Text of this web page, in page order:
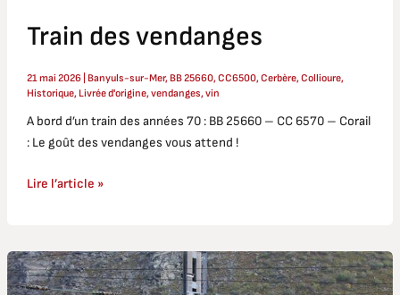
Train des vendanges
21 mai 2026 | Banyuls-sur-Mer, BB 25660,CC6500,Cerbère,Collioure,
Historique, Livrée d'origine,vendanges,vin
A bord d’un train des années 70 : BB 25660 – CC 6570 – Corail
: Le goût des vendanges vous attend !
Lire l’article »
Journées
Européennes